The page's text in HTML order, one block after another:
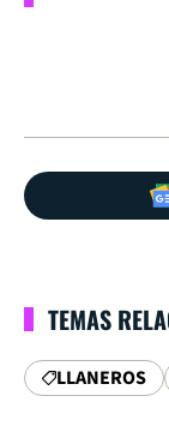
TEMAS
LLANEROS